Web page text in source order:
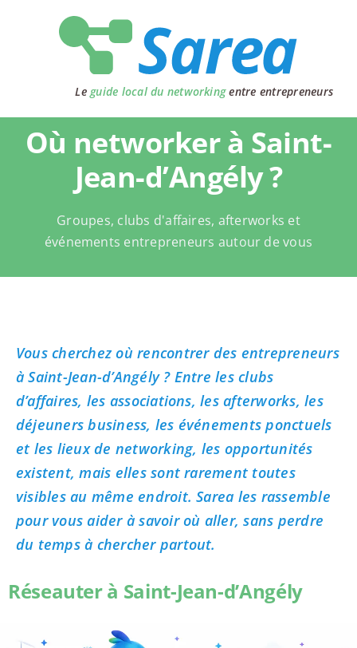
Le guide local du networkingentre entrepreneurs
Où networker à Saint-
Jean-d’Angély ?
Groupes, clubs d'affaires, afterworks et
événements entrepreneurs autour de vous
Vous cherchez où rencontrer des entrepreneurs
à Saint-Jean-d’Angély ? Entre les clubs
d’affaires, les associations, les afterworks, les
déjeuners business, les événements ponctuels
et les lieux de networking, les opportunités
existent, mais elles sont rarement toutes
visibles au même endroit. Sarea les rassemble
pour vous aider à savoir où aller, sans perdre
du temps à chercher partout.
Réseauter à Saint-Jean-d’Angély